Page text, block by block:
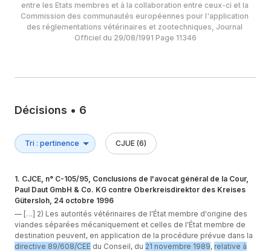
entre les Etats membres et à la collaboration entre ceux-ci et la
Commission des communautés européennes pour l'application
des réglementations vétérinaires et zootechniques, Journal
Officiel du 29/08/1991 Page 11346
Décisions • 6
CJUE (6)
1. CJCE, n° C-105/95, Conclusions de l'avocat général de la Cour,
Paul Daut GmbH & Co. KG contre Oberkreisdirektor des Kreises
Gütersloh, 24 octobre 1996
— […] 2) Les autorités vétérinaires de l'État membre d'origine des
viandes séparées mécaniquement et celles de l'État membre de
destination peuvent, en application de la procédure prévue dans la
directive 89/608/CEE du Conseil, du 21 novembre 1989, relative à